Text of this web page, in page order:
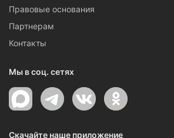
Правовые основания
Партнерам
Контакты
Мы в соц. сетях
Скачайте наше приложение